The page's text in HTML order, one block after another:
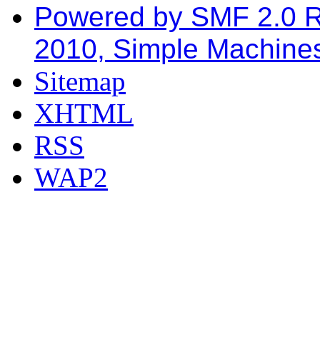
Powered by SMF 2.0
2010, Simple
Sitemap
XHTML
RSS
WAP2